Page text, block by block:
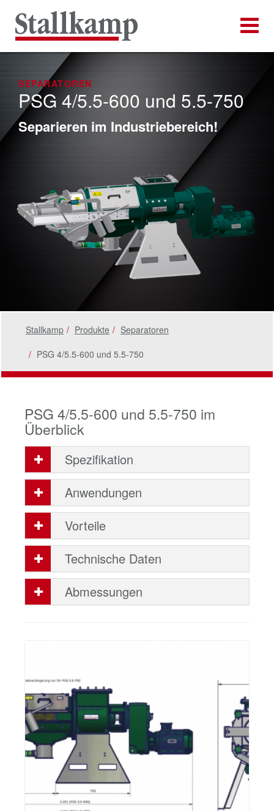
SEPARATOREN
PSG 4/5.5-600 und 5.5-750
Separieren im Industriebereich!
Stallkamp Produkte
Separatoren
PSG 4/5.5-600 und 5.5-750
PSG 4/5.5-600 und 5.5-750 im
Überblick
Spezifikation
Anwendungen
Vorteile
Technische Daten
Abmessungen